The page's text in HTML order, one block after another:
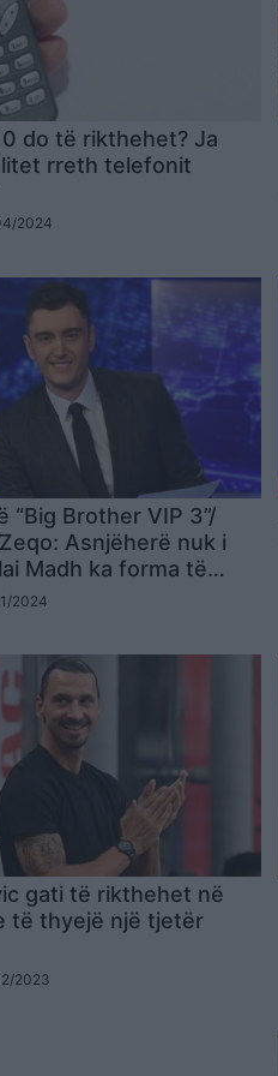
do të rikthehet? Ja
rreth telefonit
2024
“Big Brother VIP 3”/
Asnjëherë nuk i
Madh ka forma të…
2024
gati të rikthehet në
të thyejë një tjetër
2023